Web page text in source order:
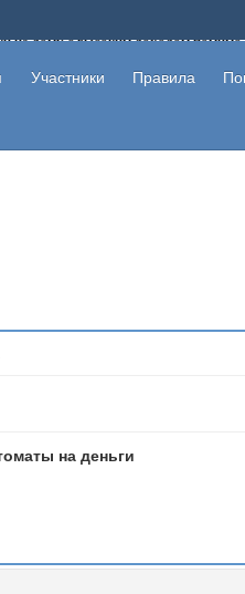
на дому с высоким доходом
пользователи не попались на
и первая прибыль не заставит
Участники Правила
на деньги